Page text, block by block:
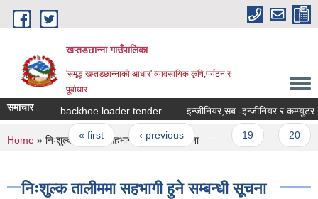
Skip to main content
खप्तडछान्ना गाउँपालिका
'समृद्ध खप्तडछान्नाको आधार' व्यावसायिक कृषि,पर्यटन र
पूर्वाधार
समाचार backhoe loader tender
Pages
« first ‹ previous 19 20
You are here
Home » निःशुल्क तालीममा सहभागी हुने सम्बन्धी सूचना
निःशुल्क तालीममा सहभागी हुने सम्बन्धी सूचना